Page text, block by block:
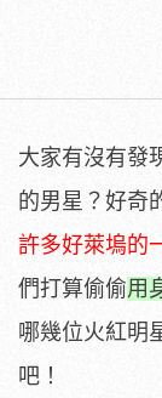
大家有沒有發
的男星？好奇
許多好萊塢的
們打算偷偷用
哪幾位火紅明
吧！